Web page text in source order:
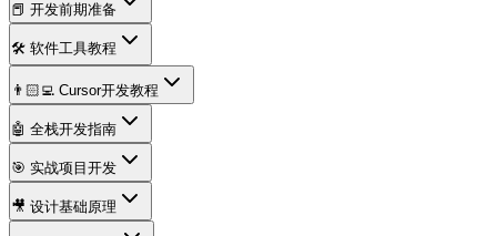
📕 开发前期准备
🛠️ 软件工具教程
👨🏻‍💻 Cursor开发教程
🤖 全栈开发指南
🎯 实战项目开发
🎥 设计基础原理